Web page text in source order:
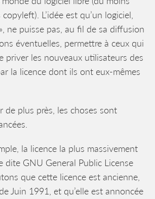
L’idée est qu’un logiciel,
ne puisse pas, au fil de sa diffusion
éventuelles, permettre à ceux qui
priver les nouveaux utilisateurs des
la licence dont ils ont eux-mêmes
de plus près, les choses sont
la licence la plus massivement
dite GNU General Public License
que cette licence est ancienne,
Juin 1991, et qu’elle est annoncée